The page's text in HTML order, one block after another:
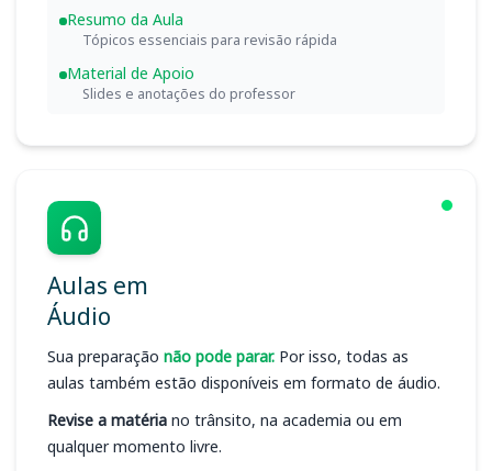
Resumo da Aula
Tópicos essenciais para revisão rápida
Material de Apoio
Slides e anotações do professor
Aulas em
Áudio
Sua preparação não pode parar. Por isso, todas as
aulas também estão disponíveis em formato de áudio.
Revise a matéria no trânsito, na academia ou em
qualquer momento livre.